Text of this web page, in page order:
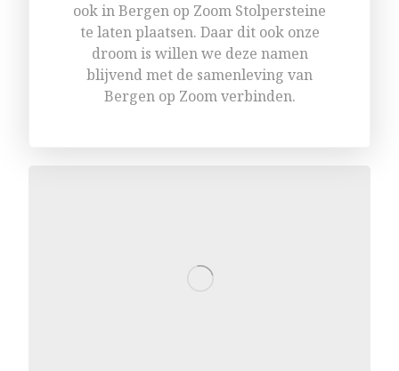
ook in Bergen op Zoom Stolpersteine
te laten plaatsen. Daar dit ook onze
droom is willen we deze namen
blijvend met de samenleving van
Bergen op Zoom verbinden.